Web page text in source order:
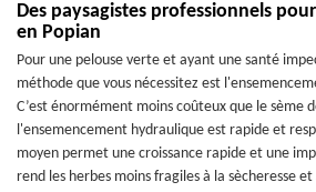
Des paysagistes professionnels
en Popian
Pour une pelouse verte et ayant une santé
méthode que vous nécessitez est
C’est énormément moins coûteux que le sème
l'ensemencement hydraulique est rapide et
moyen permet une croissance rapide et une
rend les herbes moins fragiles à la sècheresse